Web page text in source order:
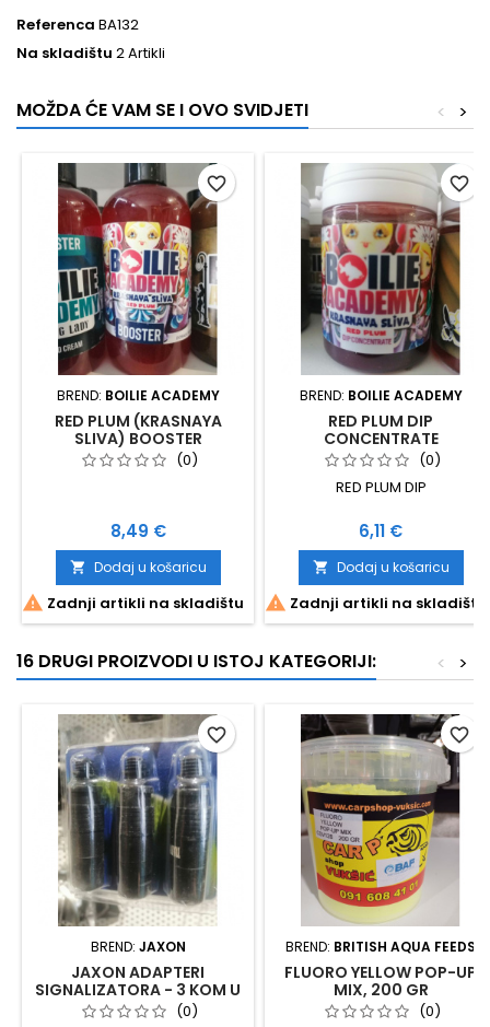
Referenca BA132
Na skladištu 2 Artikli
MOŽDA ĆE VAM SE I OVO SVIDJETI >
<
BREND: BOILIE ACADEMY
RED PLUM (KRASNAYA
SLIVA) BOOSTER
(0)
Cijena
8,49 €
 Dodaj u košaricu
 Zadnji artikli na skladištu
favorite_border
BREND: BOILIE ACADEMY
RED PLUM DIP
CONCENTRATE
(0)
RED PLUM DIP
Cijena
6,11 €
 Dodaj u košaricu
 Zadnji artikli na skladištu
favorite_border
16 DRUGI PROIZVODI U ISTOJ KATEGORIJI: >
<
BREND: JAXON
JAXON ADAPTERI
SIGNALIZATORA - 3 KOM U
SETU
(0)
favorite_border
BREND: BRITISH AQUA FEEDS
FLUORO YELLOW POP-UP
MIX, 200 GR
(0)
favorite_border